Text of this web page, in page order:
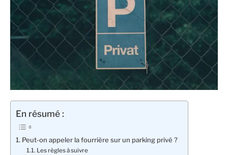
En résumé :
Peut-on appeler la fourrière sur un parking privé ?
Les règles à suivre